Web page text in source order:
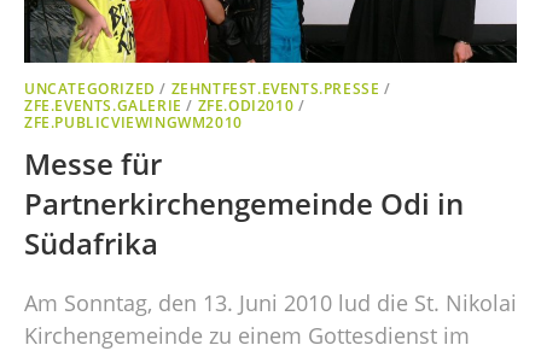
UNCATEGORIZED / ZEHNTFEST.EVENTS.PRESSE /
ZFE.EVENTS.GALERIE / ZFE.ODI2010 /
ZFE.PUBLICVIEWINGWM2010
Messe für
Partnerkirchengemeinde Odi in
Südafrika
Am Sonntag, den 13. Juni 2010 lud die St. Nikolai
Kirchengemeinde zu einem Gottesdienst im